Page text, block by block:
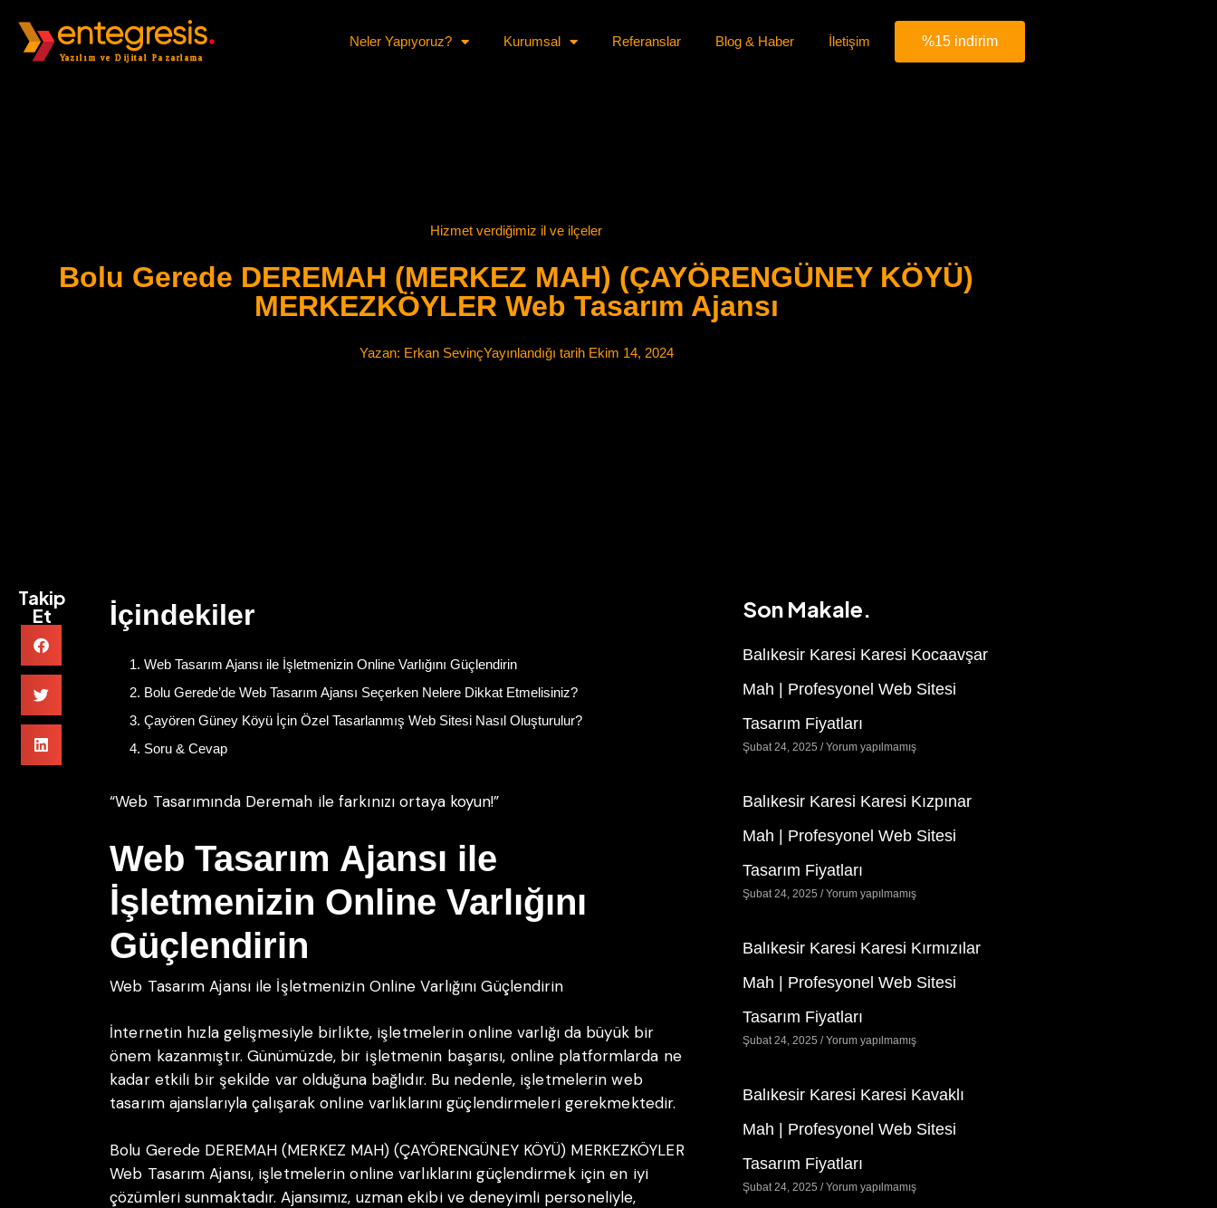
Neler Yapıyoruz? Kurumsal Referanslar Blog & Haber İletişim %15 indirim
Hizmet verdiğimiz il ve ilçeler
Bolu Gerede DEREMAH (MERKEZ MAH) (ÇAYÖRENGÜNEY KÖYÜ)
MERKEZKÖYLER Web Tasarım Ajansı
Yazan: Erkan SevinçYayınlandığı tarihEkim 14, 2024
Takip
Et
İçindekiler
Web Tasarım Ajansı ile İşletmenizin Online Varlığını Güçlendirin
Bolu Gerede’de Web Tasarım Ajansı Seçerken Nelere Dikkat Etmelisiniz?
Çayören Güney Köyü İçin Özel Tasarlanmış Web Sitesi Nasıl Oluşturulur?
Soru & Cevap
“Web Tasarımında Deremah ile farkınızı ortaya koyun!”
Web Tasarım Ajansı ile
İşletmenizin Online Varlığını
Güçlendirin
Web Tasarım Ajansı ile İşletmenizin Online Varlığını Güçlendirin
İnternetin hızla gelişmesiyle birlikte, işletmelerin online varlığı da büyük bir
önem kazanmıştır. Günümüzde, bir işletmenin başarısı, online platformlarda ne
kadar etkili bir şekilde var olduğuna bağlıdır. Bu nedenle, işletmelerin web
tasarım ajanslarıyla çalışarak online varlıklarını güçlendirmeleri gerekmektedir.
Bolu Gerede DEREMAH (MERKEZ MAH) (ÇAYÖRENGÜNEY KÖYÜ) MERKEZKÖYLER
Web Tasarım Ajansı, işletmelerin online varlıklarını güçlendirmek için en iyi
çözümleri sunmaktadır. Ajansımız, uzman ekibi ve deneyimli personeliyle,
Son Makale.
Balıkesir Karesi Karesi Kocaavşar
Mah | Profesyonel Web Sitesi
Tasarım Fiyatları
Şubat 24, 2025 Yorum yapılmamış
Balıkesir Karesi Karesi Kızpınar
Mah | Profesyonel Web Sitesi
Tasarım Fiyatları
Şubat 24, 2025 Yorum yapılmamış
Balıkesir Karesi Karesi Kırmızılar
Mah | Profesyonel Web Sitesi
Tasarım Fiyatları
Şubat 24, 2025 Yorum yapılmamış
Balıkesir Karesi Karesi Kavaklı
Mah | Profesyonel Web Sitesi
Tasarım Fiyatları
Şubat 24, 2025 Yorum yapılmamış